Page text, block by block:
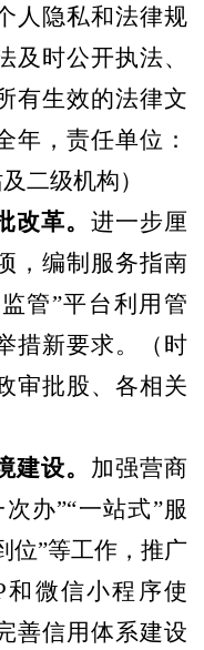
人隐私和法律规
及时公开执法、
有生效的法律文
年，责任单位：
二级机构）
改革。 进一步厘
，编制服务指南
管”平台利用管
措新要求。
（ 时
审批股、各相关
建设。 加强营商
次办”“一站式”服
位”等工作，推广
和微信小程序使
善信用体系建设